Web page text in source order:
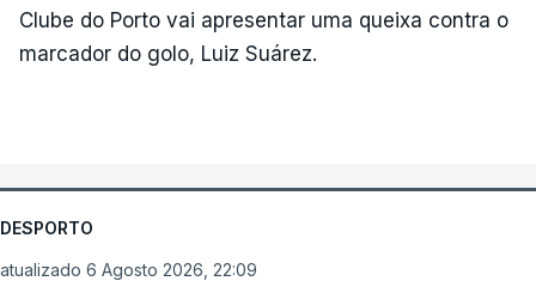
Clube do Porto vai apresentar uma queixa contra o
marcador do golo, Luiz Suárez.
DESPORTO
atualizado 6 Agosto 2026, 22:09